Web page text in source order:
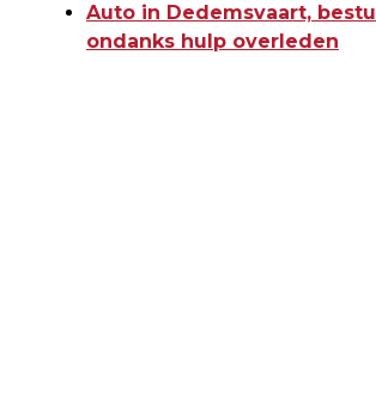
Auto in Dedemsvaart,
ondanks hulp overleden